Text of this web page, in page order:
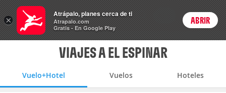
Vuelo+Hotel Precios enPeso
ARSCambiar moneda
Login
VIAJES A EL ESPINAR
Vuelo+Hotel Vuelos Hoteles
×
Atrápalo, planes cerca de ti
Atrapalo.com
Gratis - En Google Play
ABRIR